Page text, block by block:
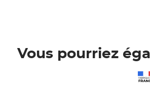
Vous pourriez